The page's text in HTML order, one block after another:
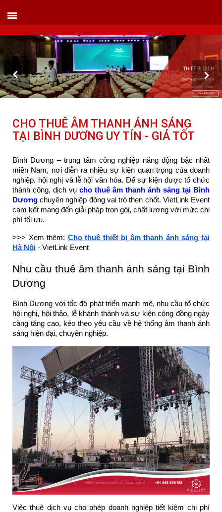
Hotline/ skype/ Wechat/ Whatsapp : +84 .0983.686.183 / Tel : +84 243 785 8551
ext 101
Email: info@vietlinktour.com / sales@vietlinktour.com
http://www.vietlinktour.com / http://vietlinkevent.com
CHO THUÊ ÂM THANH ÁNH SÁNG
TẠI BÌNH DƯƠNG UY TÍN - GIÁ TỐT
Bình Dương – trung tâm công nghiệp năng động bậc nhất
miền Nam, nơi diễn ra nhiều sự kiện quan trọng của doanh
nghiệp, hội nghị và lễ hội văn hóa. Để sự kiện được tổ chức
thành công, dịch vụ cho thuê âm thanh ánh sáng tại Bình
Dương chuyên nghiệp đóng vai trò then chốt. VietLink Event
cam kết mang đến giải pháp trọn gói, chất lượng với mức chi
phí tối ưu.
>>> Xem thêm: Cho thuê thiết bị âm thanh ánh sáng tại
Hà Nội - VietLink Event
Nhu cầu thuê âm thanh ánh sáng tại Bình
Dương
Bình Dương với tốc độ phát triển mạnh mẽ, nhu cầu tổ chức
hội nghị, hội thảo, lễ khánh thành và sự kiện cộng đồng ngày
càng tăng cao, kéo theo yêu cầu về hệ thống âm thanh ánh
sáng hiện đại, chuyên nghiệp.
Việc thuê dịch vụ cho phép doanh nghiệp tiết kiệm chi phí